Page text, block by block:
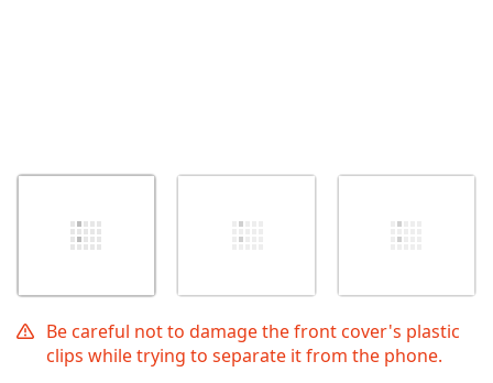
Be careful not to damage the front cover's plastic
clips while trying to separate it from the phone.